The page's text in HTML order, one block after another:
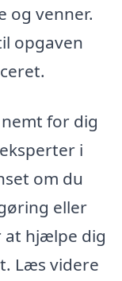
og venner.
opgaven
for dig
i
om du
eller
at hjælpe dig
Læs videre